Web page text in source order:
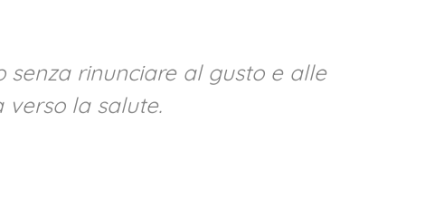
rinunciare al gusto e alle
verso la salute.